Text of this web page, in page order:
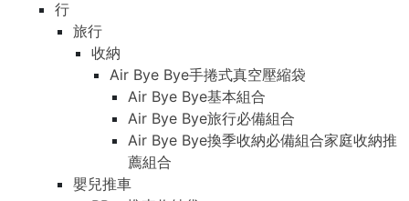
行
旅行
收納
Air Bye Bye手捲式真空壓縮袋
Air Bye Bye基本組合
Air Bye Bye旅行必備組合
Air Bye Bye換季收納必備組合家庭收納推
薦組合
嬰兒推車